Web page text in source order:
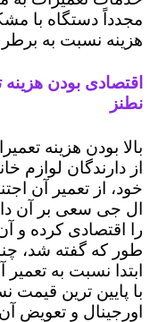
مجدداً دستگاه با
هزینه نسبت به
اقتصادی بودن
نطنز
بالا بودن هزینه
از دارندگان
خود، از تعمیر آن
ال جی سعی بر آن
را اقتصادی کرده و
طور که گفته شد،
ابتدا نسبت به
با پایین ترین قیمت
اورجینال و تعویض